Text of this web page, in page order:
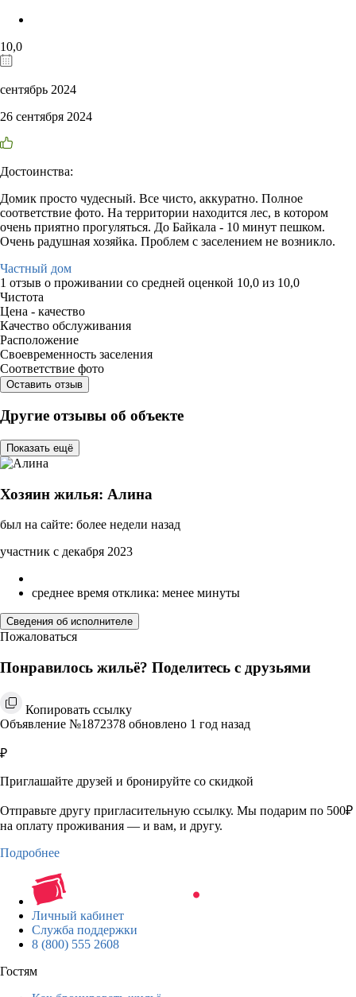
10,0
сентябрь 2024
26 сентября 2024
Достоинства:
Домик просто чудесный. Все чисто, аккуратно. Полное
соответствие фото. На территории находится лес, в котором
очень приятно прогуляться. До Байкала - 10 минут пешком.
Очень радушная хозяйка. Проблем с заселением не возникло.
Частный дом
1 отзыв о проживании со средней оценкой 10,0 из 10,0
Чистота
Цена - качество
Качество обслуживания
Расположение
Своевременность заселения
Соответствие фото
Оставить отзыв
Другие отзывы об объекте
Показать ещё
Хозяин жилья: Алина
был на сайте: более недели назад
участник с декабря 2023
среднее время отклика: менее минуты
Сведения об исполнителе
Пожаловаться
Понравилось жильё? Поделитесь с друзьями
Копировать ссылку
Объявление №1872378 обновлено 1 год назад
₽
Приглашайте друзей и бронируйте со скидкой
Отправьте другу пригласительную ссылку. Мы подарим по 500₽
на оплату проживания — и вам, и другу.
Подробнее
Личный кабинет
Служба поддержки
8 (800) 555 2608
Гостям